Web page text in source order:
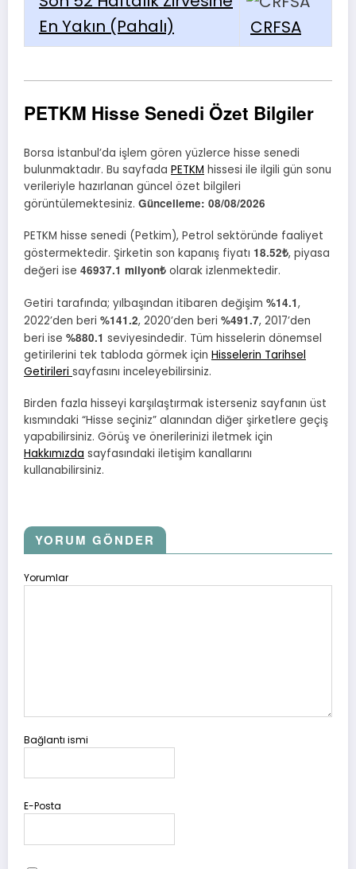
En Yakın (Pahalı)
CRFSA
PETKM Hisse Senedi Özet Bilgiler
Borsa İstanbul’da işlem gören yüzlerce hisse senedi
bulunmaktadır. Bu sayfada PETKM hissesi ile ilgili gün sonu
verileriyle hazırlanan güncel özet bilgileri
görüntülemektesiniz. Güncelleme: 08/08/2026
PETKM hisse senedi (Petkim), Petrol sektöründe faaliyet
göstermektedir. Şirketin son kapanış fiyatı 18.52₺, piyasa
değeri ise 46937.1 milyon₺ olarak izlenmektedir.
Getiri tarafında; yılbaşından itibaren değişim %14.1,
2022’den beri %141.2, 2020’den beri %491.7, 2017’den
beri ise %880.1 seviyesindedir. Tüm hisselerin dönemsel
getirilerini tek tabloda görmek için Hisselerin Tarihsel
Getirileri sayfasını inceleyebilirsiniz.
Birden fazla hisseyi karşılaştırmak isterseniz sayfanın üst
kısmındaki “Hisse seçiniz” alanından diğer şirketlere geçiş
yapabilirsiniz. Görüş ve önerilerinizi iletmek için
Hakkımızda sayfasındaki iletişim kanallarını
kullanabilirsiniz.
YORUM GÖNDER
Yorumlar
Bağlantı ismi
E-Posta